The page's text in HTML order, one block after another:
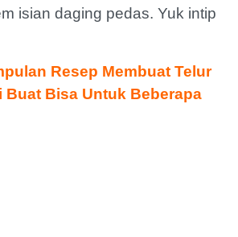
isian daging pedas. Yuk intip
Resep Membuat Telur
Buat Bisa Untuk Beberapa